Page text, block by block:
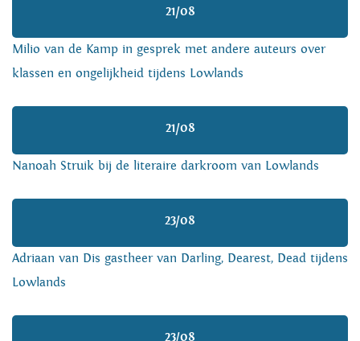
21/08
Milio van de Kamp in gesprek met andere auteurs over
klassen en ongelijkheid tijdens Lowlands
21/08
Nanoah Struik bij de literaire darkroom van Lowlands
23/08
Adriaan van Dis gastheer van Darling, Dearest, Dead tijdens
Lowlands
23/08